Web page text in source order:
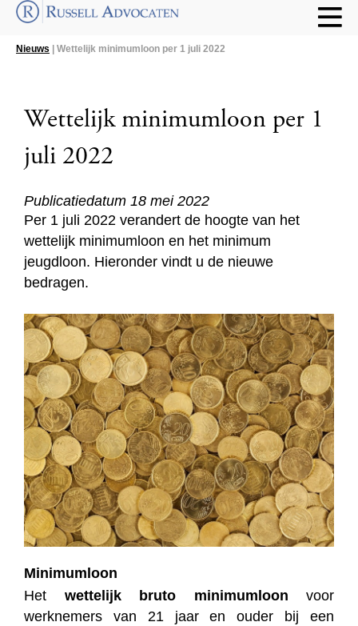
Nieuws | Wettelijk minimumloon per 1 juli 2022
Wettelijk minimumloon per 1
juli 2022
Publicatiedatum 18 mei 2022
Per 1 juli 2022 verandert de hoogte van het
wettelijk minimumloon en het minimum
jeugdloon. Hieronder vindt u de nieuwe
bedragen.
Minimumloon
Het wettelijk bruto minimumloon voor
werknemers van 21 jaar en ouder bij een